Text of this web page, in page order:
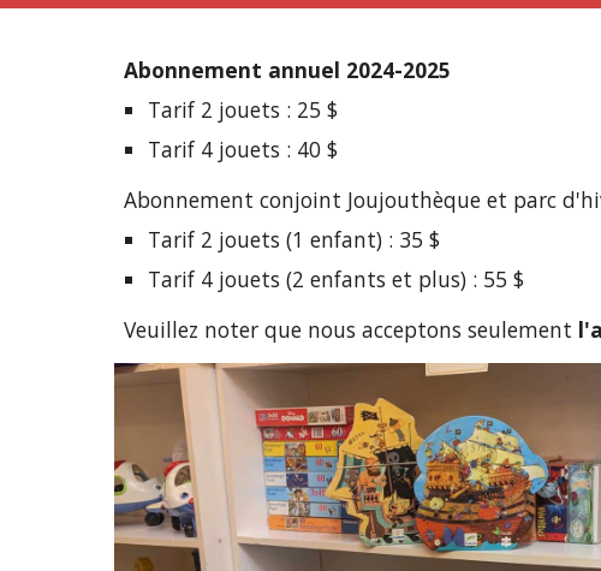
Abonnement annuel 2024-2025
Tarif 2 jouets : 25 $
Tarif 4 jouets : 40 $
Abonnement conjoint Joujouthèque et parc
Tarif 2 jouets (1 enfant): 35 $
Tarif 4 jouets (2 enfants et plus) : 55 $
Veuillez noter que nous acceptons seulement